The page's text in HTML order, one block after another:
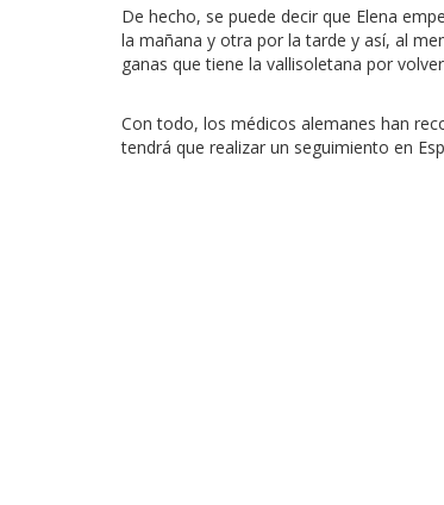
De hecho, se puede decir que Elena
la mañana y otra por la tarde y así, al
ganas que tiene la vallisoletana por
Con todo, los médicos alemanes han
tendrá que realizar un seguimiento en